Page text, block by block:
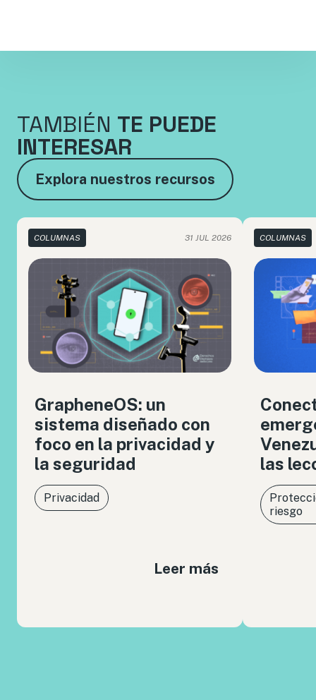
TAMBIÉN TE PUEDE
INTERESAR
Explora nuestros recursos
COLUMNAS 31 JUL 2026
GrapheneOS: un
sistema diseñado con
foco en la privacidad y
la seguridad
Privacidad
Leer más
COLUMNAS
las
riesgo